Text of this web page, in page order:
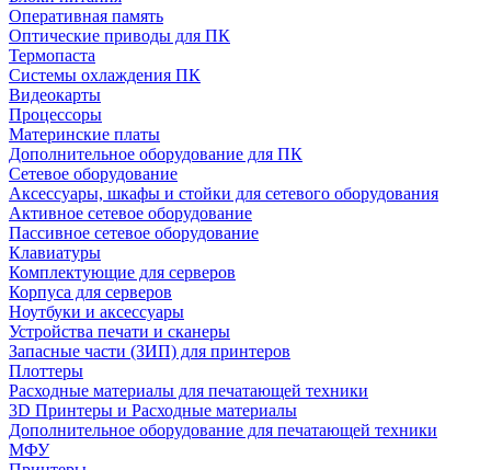
Оперативная память
Оптические приводы для ПК
Термопаста
Системы охлаждения ПК
Видеокарты
Процессоры
Материнские платы
Дополнительное оборудование для ПК
Сетевое оборудование
Аксессуары, шкафы и стойки для сетевого оборудования
Активное сетевое оборудование
Пассивное сетевое оборудование
Клавиатуры
Комплектующие для серверов
Корпуса для серверов
Ноутбуки и аксессуары
Устройства печати и сканеры
Запасные части (ЗИП) для принтеров
Плоттеры
Расходные материалы для печатающей техники
3D Принтеры и Расходные материалы
Дополнительное оборудование для печатающей техники
МФУ